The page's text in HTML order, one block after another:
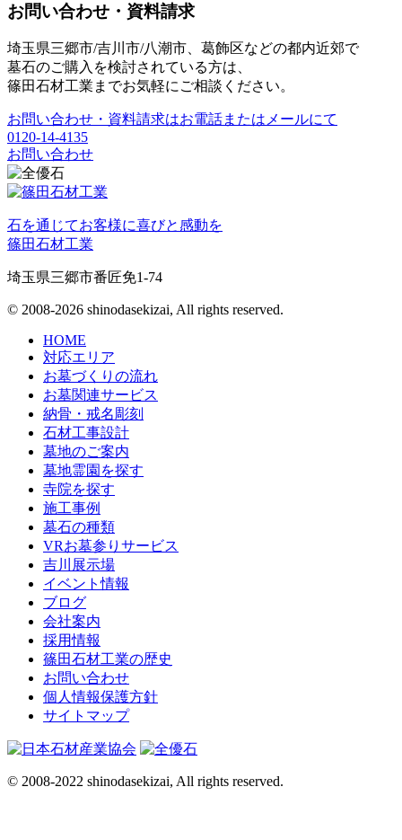
お問い合わせ・資料請求
埼玉県三郷市/吉川市/八潮市、葛飾区などの都内近郊で
墓石のご購入を検討されている方は、
篠田石材工業までお気軽にご相談ください。
お問い合わせ・資料請求はお電話またはメールにて
0120-14-4135
お問い合わせ
石を通じてお客様に喜びと感動を
篠田石材工業
埼玉県三郷市番匠免1-74
© 2008-2026 shinodasekizai, All rights reserved.
HOME
対応エリア
お墓づくりの流れ
お墓関連サービス
納骨・戒名彫刻
石材工事設計
墓地のご案内
墓地霊園を探す
寺院を探す
施工事例
墓石の種類
VRお墓参りサービス
吉川展示場
イベント情報
ブログ
会社案内
採用情報
篠田石材工業の歴史
お問い合わせ
個人情報保護方針
サイトマップ
© 2008-2022 shinodasekizai, All rights reserved.